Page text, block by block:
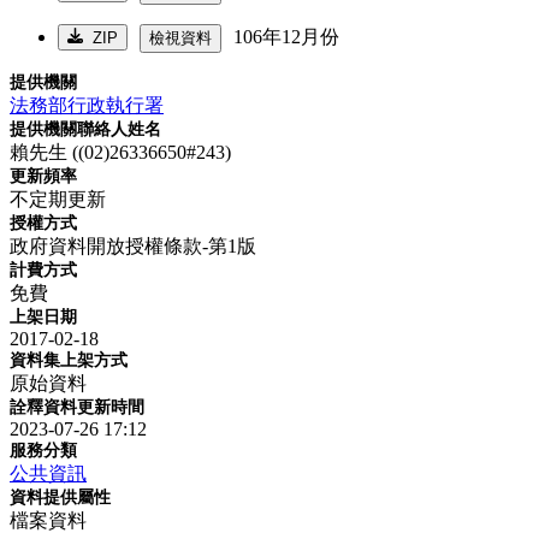
ZIP 檢視資料 106年12月份
提供機關
法務部行政執行署
提供機關聯絡人姓名
賴先生 ((02)26336650#243)
更新頻率
不定期更新
授權方式
政府資料開放授權條款-第1版
計費方式
免費
上架日期
2017-02-18
資料集上架方式
原始資料
詮釋資料更新時間
2023-07-26 17:12
服務分類
公共資訊
資料提供屬性
檔案資料